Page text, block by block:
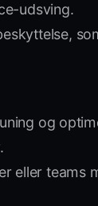
udsving.
og
eller teams